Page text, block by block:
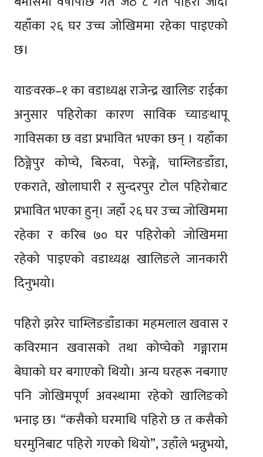
यहाँका २६ घर उच्च जोखिममा रहेका पाइएको
छ।
याङवरक–१ का वडाध्यक्ष राजेन्द्र खालिङ राईका
अनुसार पहिरोका कारण साविक च्याङथापू
गाविसका छ वडा प्रभावित भएका छन् । यहाँका
ठिङ्गेपुर कोप्चे, बिरुवा, पेरुङ्गे, चाम्लिङडाँडा,
एकराते, खोलाघारी र सुन्दरपुर टोल पहिरोबाट
प्रभावित भएका हुन्। जहाँ २६ घर उच्च जोखिममा
रहेका र करिब ७० घर पहिरोको जोखिममा
रहेको पाइएको वडाध्यक्ष खालिङले जानकारी
दिनुभयो।
पहिरो झरेर चाम्लिङडाँडाका महमलाल खवास र
कविरमान खवासको तथा कोप्चेको गङ्गाराम
बेघाको घर बगाएको थियो। अन्य घरहरू नबगाए
पनि जोखिमपूर्ण अवस्थामा रहेको खालिङको
भनाइ छ। “कसैको घरमाथि पहिरो छ त कसैको
घरमुनिबाट पहिरो गएको थियो”, उहाँले भन्नुभयो,